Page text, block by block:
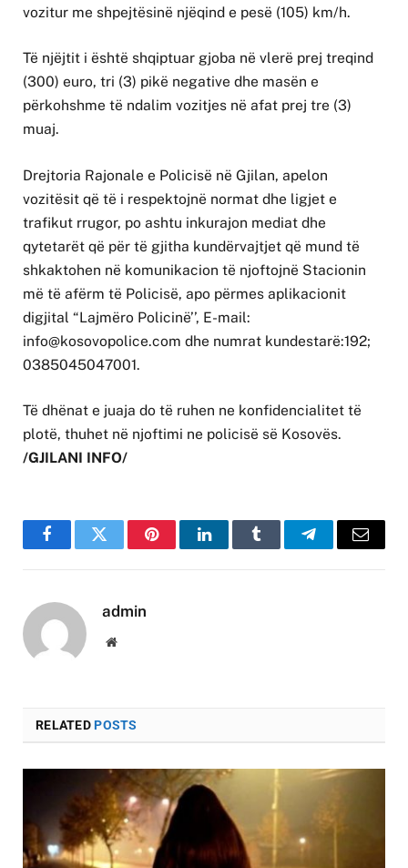
vozitur me shpejtësinë njëqind e pesë (105) km/h.
Të njëjtit i është shqiptuar gjoba në vlerë prej treqind
(300) euro, tri (3) pikë negative dhe masën e
përkohshme të ndalim vozitjes në afat prej tre (3)
muaj.
Drejtoria Rajonale e Policisë në Gjilan, apelon
vozitësit që të i respektojnë normat dhe ligjet e
trafikut rrugor, po ashtu inkurajon mediat dhe
qytetarët që për të gjitha kundërvajtjet që mund të
shkaktohen në komunikacion të njoftojnë Stacionin
më të afërm të Policisë, apo përmes aplikacionit
digjital “Lajmëro Policinë’’, E-mail:
info@kosovopolice.com dhe numrat kundestarë:192;
0385045047001.
Të dhënat e juaja do të ruhen ne konfidencialitet të
plotë, thuhet në njoftimi ne policisë së Kosovës.
/GJILANI INFO/
FacebookTwitter PinterestLinkedInTumblr TelegramEmail
admin
Website
RELATEDPOSTS